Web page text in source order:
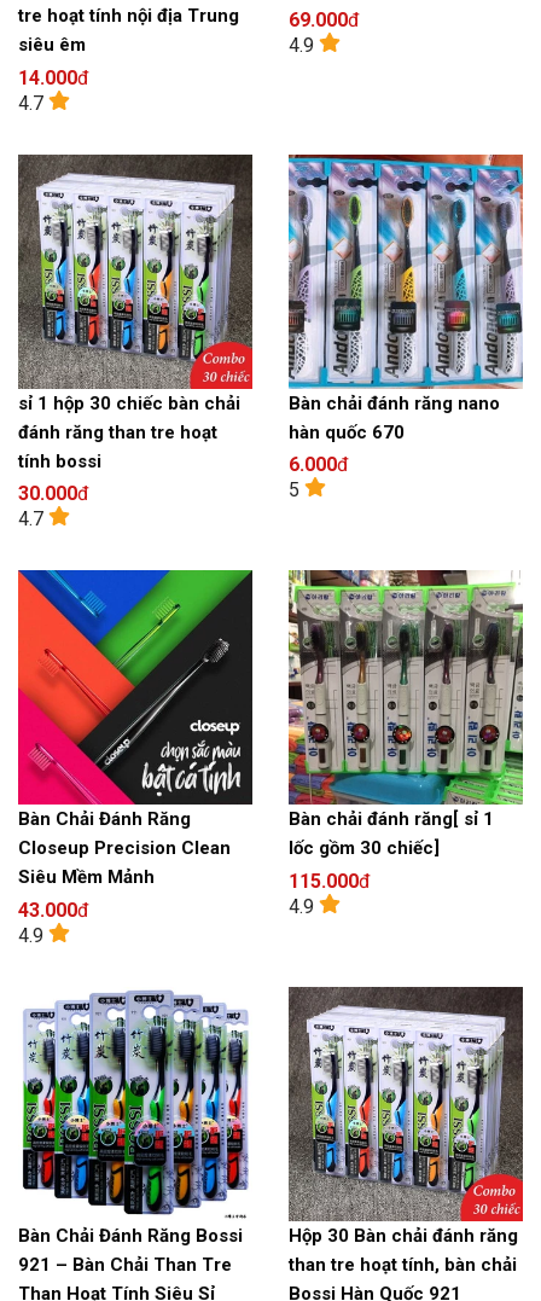
tre hoạt tính nội địa Trung
siêu êm
14.000đ
4.7
69.000đ
4.9
sỉ 1 hộp 30 chiếc bàn chải
đánh răng than tre hoạt
tính bossi
30.000đ
4.7
Bàn chải đánh răng nano
hàn quốc 670
6.000đ
5
Bàn Chải Đánh Răng
Closeup Precision Clean
Siêu Mềm Mảnh
43.000đ
4.9
Bàn chải đánh răng[ sỉ 1
lốc gồm 30 chiếc]
115.000đ
4.9
Bàn Chải Đánh Răng Bossi
921 – Bàn Chải Than Tre
Than Hoạt Tính Siêu Sỉ
Hộp 30 Bàn chải đánh răng
than tre hoạt tính, bàn chải
Bossi Hàn Quốc 921